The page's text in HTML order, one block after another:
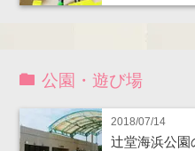
公園・遊び場
2018/07/14
辻堂海浜公園